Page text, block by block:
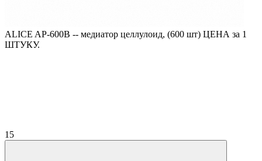
ALICE AP-600B -- медиатор целлулоид, (600 шт) ЦЕНА за 1
ШТУКУ.
15